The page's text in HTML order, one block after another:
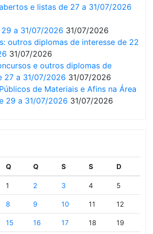
e listas de 27 a 31/07/2026
a 31/07/2026 31/07/2026
outros diplomas de interesse de 22
31/07/2026
e outros diplomas de
27 a 31/07/2026 31/07/2026
de Materiais e Afins na Área
29 a 31/07/2026 31/07/2026
Q Q S S D
1 2 3 4 5
8 9 10 11 12
15 16 17 18 19